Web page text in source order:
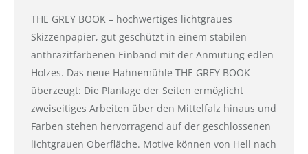
THE GREY BOOK – hochwertiges lichtgraues
Skizzenpapier, gut geschützt in einem stabilen
anthrazitfarbenen Einband mit der Anmutung edlen
Holzes. Das neue Hahnemühle THE GREY BOOK
überzeugt: Die Planlage der Seiten ermöglicht
zweiseitiges Arbeiten über den Mittelfalz hinaus und
Farben stehen hervorragend auf der geschlossenen
lichtgrauen Oberfläche. Motive können von Hell nach